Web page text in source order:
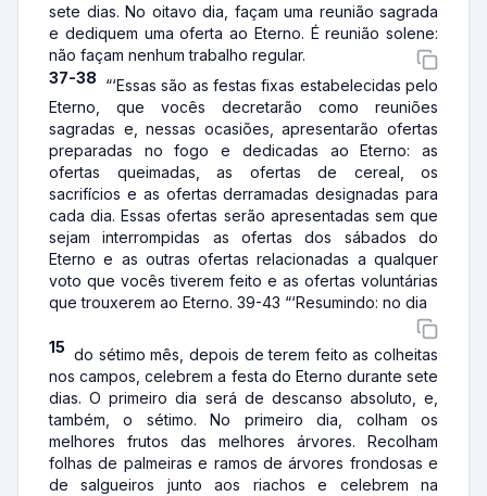
sete dias. No oitavo dia, façam uma reunião sagrada
e dediquem uma oferta ao Eterno. É reunião solene:
não façam nenhum trabalho regular.
37-38 “‘Essas são as festas fixas estabelecidas pelo
Eterno, que vocês decretarão como reuniões
sagradas e, nessas ocasiões, apresentarão ofertas
preparadas no fogo e dedicadas ao Eterno: as
ofertas queimadas, as ofertas de cereal, os
sacrifícios e as ofertas derramadas designadas para
cada dia. Essas ofertas serão apresentadas sem que
sejam interrompidas as ofertas dos sábados do
Eterno e as outras ofertas relacionadas a qualquer
voto que vocês tiverem feito e as ofertas voluntárias
que trouxerem ao Eterno. 39-43 “‘Resumindo: no dia
15 do sétimo mês, depois de terem feito as colheitas
nos campos, celebrem a festa do Eterno durante sete
dias. O primeiro dia será de descanso absoluto, e,
também, o sétimo. No primeiro dia, colham os
melhores frutos das melhores árvores. Recolham
folhas de palmeiras e ramos de árvores frondosas e
de salgueiros junto aos riachos e celebrem na